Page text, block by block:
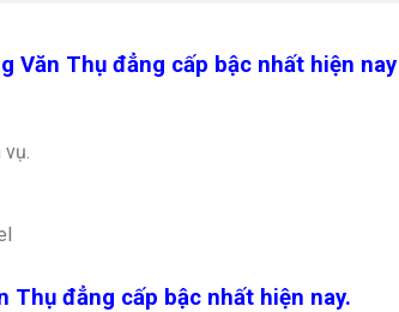
Văn Thụ đẳng cấp bậc nhất hiện nay
Thụ đẳng cấp bậc nhất hiện nay.